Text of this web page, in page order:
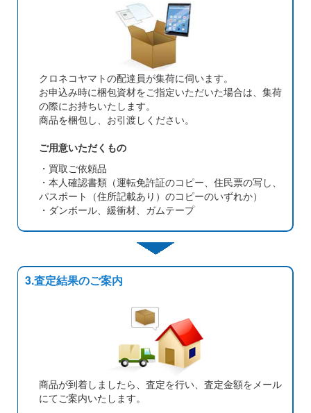
クロネコヤマトの配達員が集荷に伺います。
お申込み時に梱包資材をご指定いただいた場合は、集荷
の際にお持ちいたします。
商品を梱包し、お引渡しください。
ご用意いただくもの
・買取ご依頼品
・本人確認書類（運転免許証のコピー、住民票の写し、
パスポート（住所記載あり）のコピーのいずれか）
・ダンボール、緩衝材、ガムテープ
3.査定結果のご案内
商品が到着しましたら、査定を行い、査定金額をメール
にてご案内いたします。